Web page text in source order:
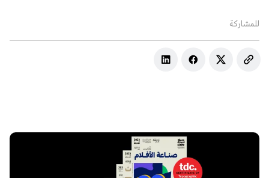
للمشاركة